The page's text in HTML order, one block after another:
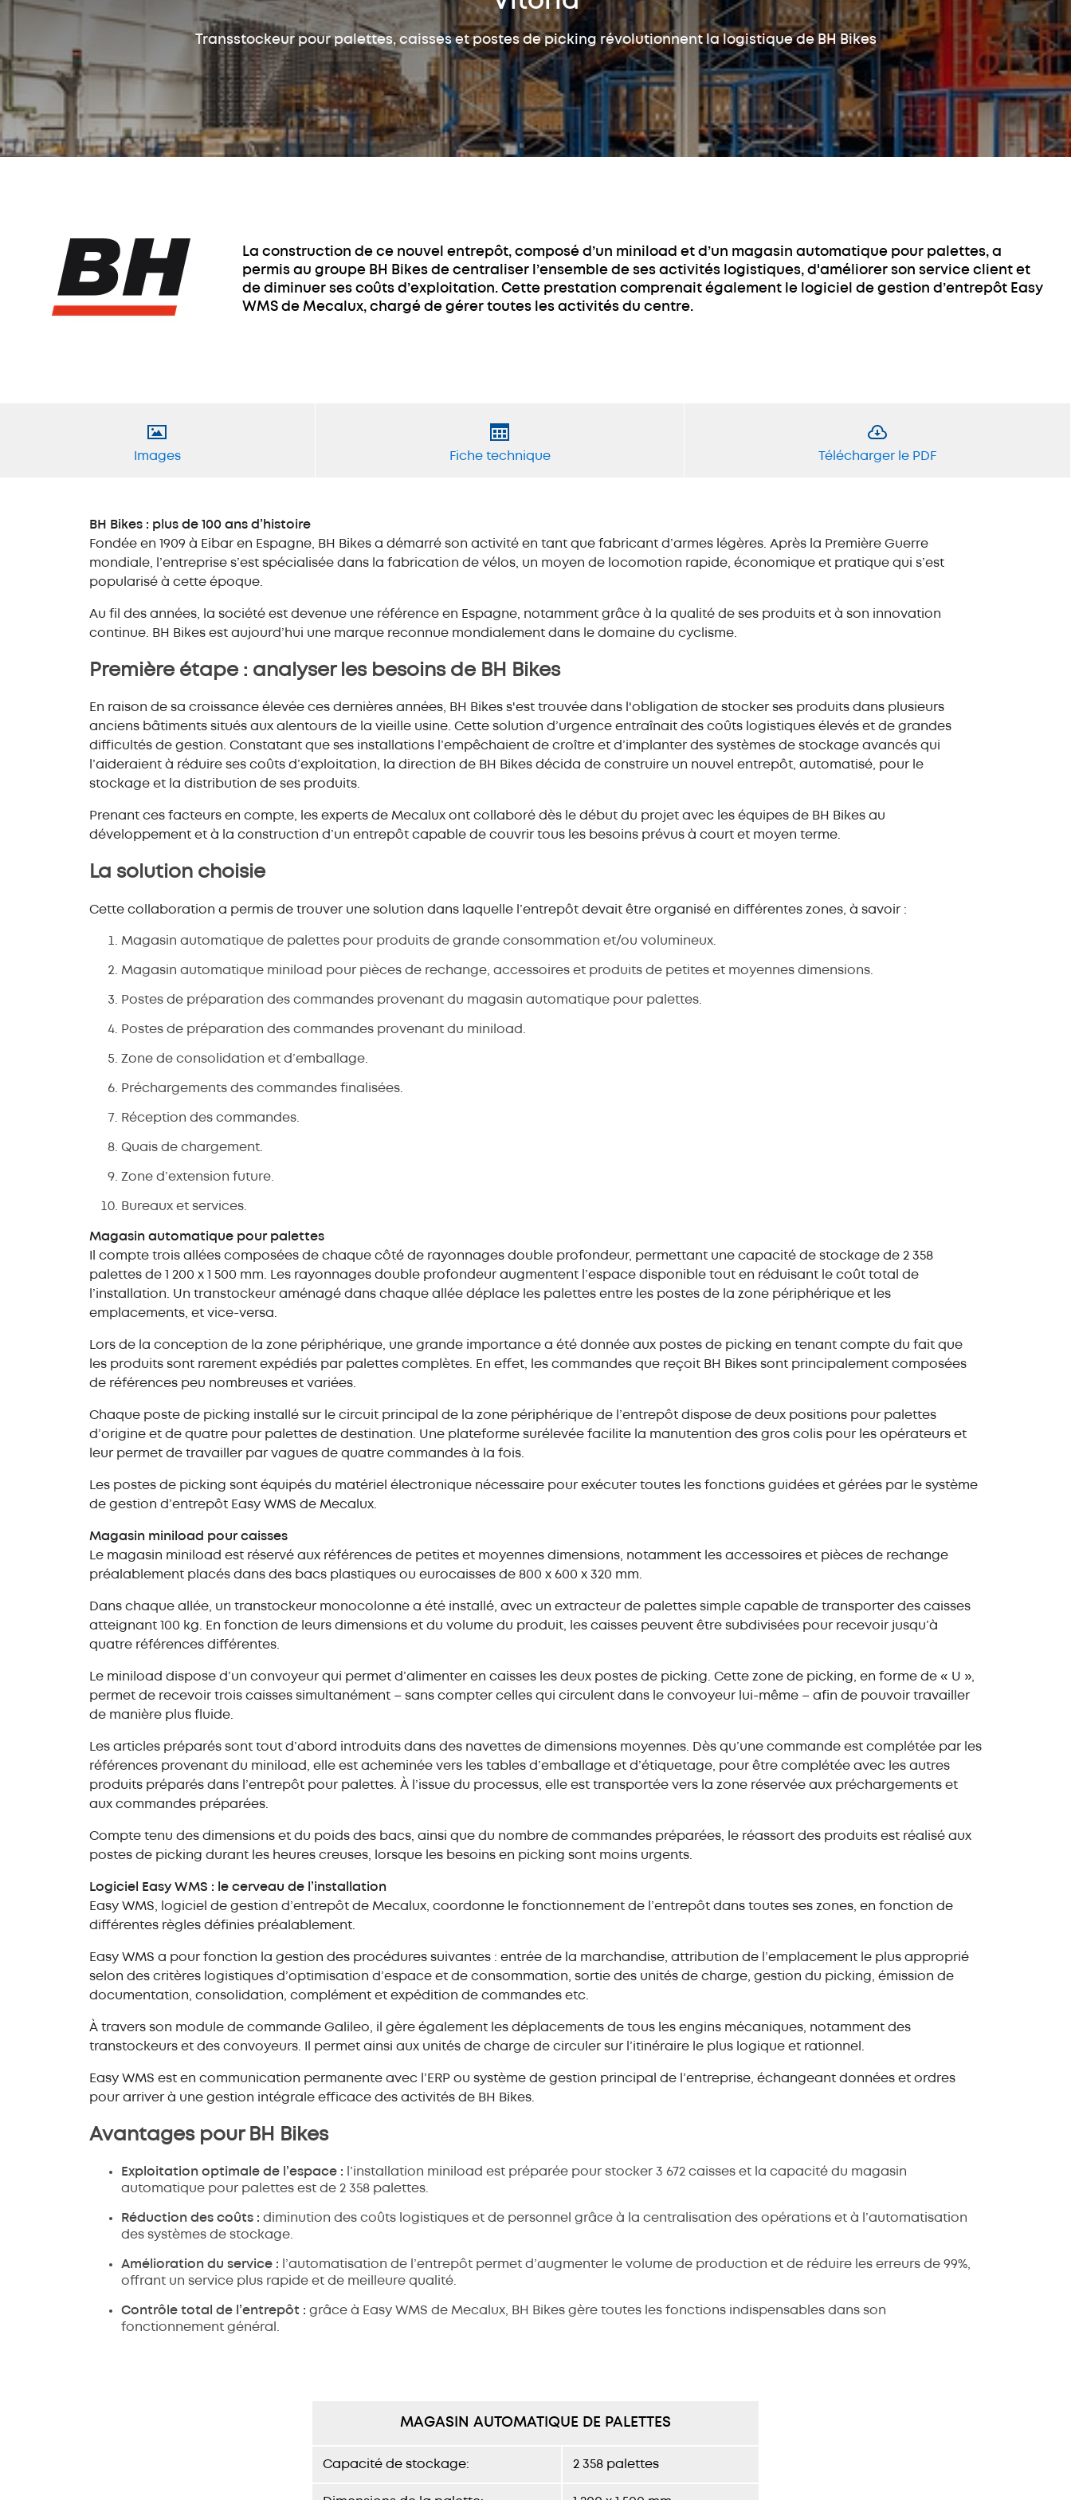
push-back (LIFO)
Entrepôts
autoportants
Rayonnage
métallique
Rayonnage
d'entrepôt mi-lourd
Rayonnage léger
Mezzanine
industrielle
Rayonnage
cantilever
Convoyeur palette
Stockage
automatisé pour
bacs ou cartons
Transstockeur pour
bacs
Système de navettes
Convoyeur pour bacs
Integration
Intégration du WMS au
Pallet Shuttle
Easy Assistant
Easy Monitor
Assistance à distance
Formation aux clients
Transstockeur pour palettes, caisses et postes de picking révolutionnent la logistique de BH Bikes
La construction de ce nouvel entrepôt, composé d’un miniload et d’un magasin automatique pour palettes, a
permis au groupe BH Bikes de centraliser l’ensemble de ses activités logistiques, d'améliorer son service client et
de diminuer ses coûts d’exploitation. Cette prestation comprenait également le logiciel de gestion d’entrepôt Easy
WMS de Mecalux, chargé de gérer toutes les activités du centre.
Images Fiche technique Télécharger le PDF
BH Bikes : plus de 100 ans d’histoire
Fondée en 1909 à Eibar en Espagne, BH Bikes a démarré son activité en tant que fabricant d’armes légères. Après la Première Guerre
mondiale, l’entreprise s’est spécialisée dans la fabrication de vélos, un moyen de locomotion rapide, économique et pratique qui s’est
popularisé à cette époque.
Au fil des années, la société est devenue une référence en Espagne, notamment grâce à la qualité de ses produits et à son innovation
continue. BH Bikes est aujourd’hui une marque reconnue mondialement dans le domaine du cyclisme.
Première étape : analyser les besoins de BH Bikes
En raison de sa croissance élevée ces dernières années, BH Bikes s'est trouvée dans l'obligation de stocker ses produits dans plusieurs
anciens bâtiments situés aux alentours de la vieille usine. Cette solution d’urgence entraînait des coûts logistiques élevés et de grandes
difficultés de gestion. Constatant que ses installations l’empêchaient de croître et d’implanter des systèmes de stockage avancés qui
l’aideraient à réduire ses coûts d’exploitation, la direction de BH Bikes décida de construire un nouvel entrepôt, automatisé, pour le
stockage et la distribution de ses produits.
Prenant ces facteurs en compte, les experts de Mecalux ont collaboré dès le début du projet avec les équipes de BH Bikes au
développement et à la construction d’un entrepôt capable de couvrir tous les besoins prévus à court et moyen terme.
La solution choisie
Cette collaboration a permis de trouver une solution dans laquelle l’entrepôt devait être organisé en différentes zones, à savoir :
Magasin automatique de palettes pour produits de grande consommation et/ou volumineux.
Magasin automatique miniload pour pièces de rechange, accessoires et produits de petites et moyennes dimensions.
Postes de préparation des commandes provenant du magasin automatique pour palettes.
Postes de préparation des commandes provenant du miniload.
Zone de consolidation et d’emballage.
Préchargements des commandes finalisées.
Réception des commandes.
Quais de chargement.
Zone d’extension future.
Bureaux et services.
Magasin automatique pour palettes
Il compte trois allées composées de chaque côté de rayonnages double profondeur, permettant une capacité de stockage de 2 358
palettes de 1 200 x 1 500 mm. Les rayonnages double profondeur augmentent l’espace disponible tout en réduisant le coût total de
l’installation. Un transtockeur aménagé dans chaque allée déplace les palettes entre les postes de la zone périphérique et les
emplacements, et vice-versa.
Lors de la conception de la zone périphérique, une grande importance a été donnée aux postes de picking en tenant compte du fait que
les produits sont rarement expédiés par palettes complètes. En effet, les commandes que reçoit BH Bikes sont principalement composées
de références peu nombreuses et variées.
Chaque poste de picking installé sur le circuit principal de la zone périphérique de l’entrepôt dispose de deux positions pour palettes
d’origine et de quatre pour palettes de destination. Une plateforme surélevée facilite la manutention des gros colis pour les opérateurs et
leur permet de travailler par vagues de quatre commandes à la fois.
Les postes de picking sont équipés du matériel électronique nécessaire pour exécuter toutes les fonctions guidées et gérées par le système
de gestion d’entrepôt Easy WMS de Mecalux.
Magasin miniload pour caisses
Le magasin miniload est réservé aux références de petites et moyennes dimensions, notamment les accessoires et pièces de rechange
préalablement placés dans des bacs plastiques ou eurocaisses de 800 x 600 x 320 mm.
Dans chaque allée, un transtockeur monocolonne a été installé, avec un extracteur de palettes simple capable de transporter des caisses
atteignant 100 kg. En fonction de leurs dimensions et du volume du produit, les caisses peuvent être subdivisées pour recevoir jusqu’à
quatre références différentes.
Le miniload dispose d’un convoyeur qui permet d’alimenter en caisses les deux postes de picking. Cette zone de picking, en forme de « U »,
permet de recevoir trois caisses simultanément – sans compter celles qui circulent dans le convoyeur lui-même – afin de pouvoir travailler
de manière plus fluide.
Les articles préparés sont tout d’abord introduits dans des navettes de dimensions moyennes. Dès qu’une commande est complétée par les
références provenant du miniload, elle est acheminée vers les tables d’emballage et d’étiquetage, pour être complétée avec les autres
produits préparés dans l’entrepôt pour palettes. À l’issue du processus, elle est transportée vers la zone réservée aux préchargements et
aux commandes préparées.
Compte tenu des dimensions et du poids des bacs, ainsi que du nombre de commandes préparées, le réassort des produits est réalisé aux
postes de picking durant les heures creuses, lorsque les besoins en picking sont moins urgents.
Logiciel Easy WMS : le cerveau de l’installation
Easy WMS, logiciel de gestion d’entrepôt de Mecalux, coordonne le fonctionnement de l’entrepôt dans toutes ses zones, en fonction de
différentes règles définies préalablement.
Easy WMS a pour fonction la gestion des procédures suivantes : entrée de la marchandise, attribution de l’emplacement le plus approprié
selon des critères logistiques d’optimisation d’espace et de consommation, sortie des unités de charge, gestion du picking, émission de
documentation, consolidation, complément et expédition de commandes etc.
À travers son module de commande Galileo, il gère également les déplacements de tous les engins mécaniques, notamment des
transtockeurs et des convoyeurs. Il permet ainsi aux unités de charge de circuler sur l’itinéraire le plus logique et rationnel.
Easy WMS est en communication permanente avec l’ERP ou système de gestion principal de l’entreprise, échangeant données et ordres
pour arriver à une gestion intégrale efficace des activités de BH Bikes.
Avantages pour BH Bikes
Exploitation optimale de l’espace :
l’installation miniload est préparée pour stocker 3 672 caisses et la capacité du magasin
automatique pour palettes est de 2 358 palettes.
Réduction des coûts : diminution des coûts logistiques et de personnel grâce à la centralisation des opérations et à l’automatisation
des systèmes de stockage.
Amélioration du service :
l’automatisation de l’entrepôt permet d’augmenter le volume de production et de réduire les erreurs de 99%,
offrant un service plus rapide et de meilleure qualité.
Contrôle total de l’entrepôt : grâce à Easy WMS de Mecalux, BH Bikes gère toutes les fonctions indispensables dans son
fonctionnement général.
MAGASIN AUTOMATIQUE DE PALETTES
Capacité de stockage: 2 358 palettes